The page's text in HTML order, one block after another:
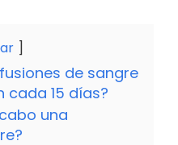
de sangre
cada 15 días?
una